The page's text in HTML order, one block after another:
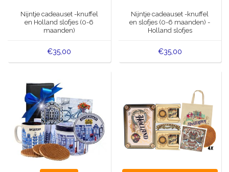
Wens & Ansichtkaarten
Koninghuis artikelen
Wandborden - Gekleurd en Delfts blauw
Peper en Zout stelletjes
Speelkaarten
Delfts blauwe magneten
Nijntje cadeauset -knuffel
en Holland slofjes (0-6
maanden)
€35,00
Nijntje cadeauset -knuffel
en slofjes (0-6 maanden) -
Holland slofjes
€35,00